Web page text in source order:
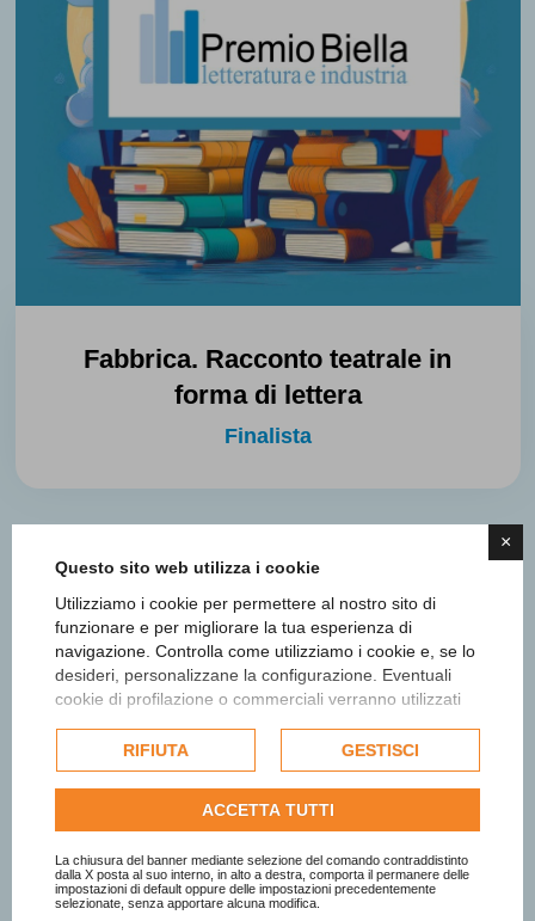
×
Questo sito web utilizza i cookie
Utilizziamo i cookie per permettere al nostro sito di
funzionare e per migliorare la tua esperienza di
navigazione. Controlla come utilizziamo i cookie e, se lo
desideri, personalizzane la configurazione. Eventuali
cookie di profilazione o commerciali verranno utilizzati
dell'utente e, se consentito, potrebbero essere utilizzati
per personalizzare gli annunci pubblicitari. Per ulteriori
informazioni su come Google utilizza i dati raccolti,
politica sulla privacy di Google
Consulta l'informativa cookie completa.
RIFIUTA GESTISCI
ACCETTA TUTTI
La chiusura del banner mediante selezione del comando contraddistinto
dalla X posta al suo interno, in alto a destra, comporta il permanere delle
impostazioni di default oppure delle impostazioni precedentemente
selezionate, senza apportare alcuna modifica.
Fabbrica. Racconto teatrale in
forma di lettera
Finalista
Iscriviti alla newsletter
Ottieni informazioni e aggiornamenti
sul Premio
Iscriviti Subito